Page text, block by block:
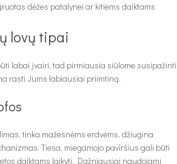
dėžes patalynei ar kitiems daiktams
lovų tipai
labai įvairi, tad pirmiausia siūlome susipažinti
rasti Jums labiausiai priimtiną.
tinka mažesnėms erdvėms, džiugina
Tiesa, miegamojo paviršius gali būti
daiktams laikyti. Dažniausiai naudojami